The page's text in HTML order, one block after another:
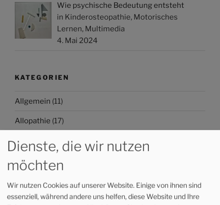
Wie psychische Bedeutung entsteht
in Kinderosteopathie, Motorisches
Lernen, Multimedia
4. Mai 2024
KATEGORIEN
Allgemein (11)
Allopathie (17)
Fernöstliche Medizin (17)
Kinderosteopathie
Multimedia(30)
Dienste, die wir nutzen
möchten
Wir nutzen Cookies auf unserer Website. Einige von ihnen sind
essenziell, während andere uns helfen, diese Website und Ihre